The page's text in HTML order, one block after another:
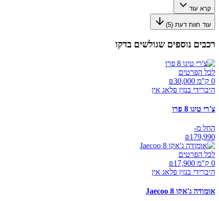
קרא עוד
עוד חוות דעת (5
)
רכבים נוספים שגולשים בדקו
לכל הפרטים
0 ק"מ ₪
30,000
היברידי בנזין פלאג אין
צ'רי טיגו 8 פרו
החל מ-
₪179,990
לכל הפרטים
0 ק"מ ₪
17,900
היברידי בנזין פלאג אין
אומודה ג'אקו Jaecoo 8